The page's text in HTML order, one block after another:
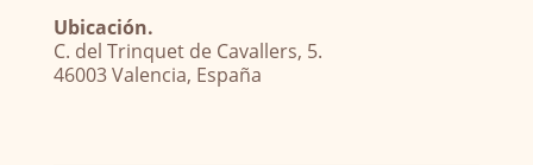
Ubicación.
C. del Trinquet de Cavallers, 5.
46003 Valencia, España